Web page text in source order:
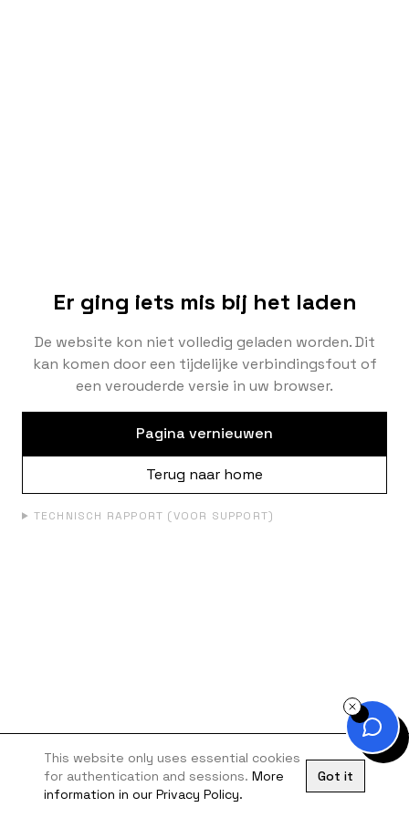
Er ging iets mis bij het laden
De website kon niet volledig geladen worden. Dit
kan komen door een tijdelijke verbindingsfout of
een verouderde versie in uw browser.
Pagina vernieuwen
Terug naar home
TECHNISCH RAPPORT (VOOR SUPPORT)
This website only uses essential cookies
for authentication and sessions. More
information in our Privacy Policy.
Got it